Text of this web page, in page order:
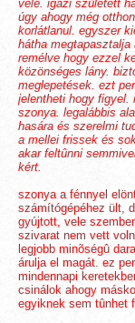
vele. igazi született
úgy ahogy még
korlátlanul. egyszer
hátha
remélve hogy ezzel
közönséges lány.
meglepetések. ezt
jelentheti hogy figyel.
szonya. legalábbis
hasára és szerelmi
a mellei frissek és
akar feltûnni
kért.
szonya a fénnyel
számítógépéhez ült,
gyújtott, vele
szivarat nem vett
legjobb minõségû
árulja el magát. ez
mindennapi
csinálok ahogy
egyiknek sem tûnhet